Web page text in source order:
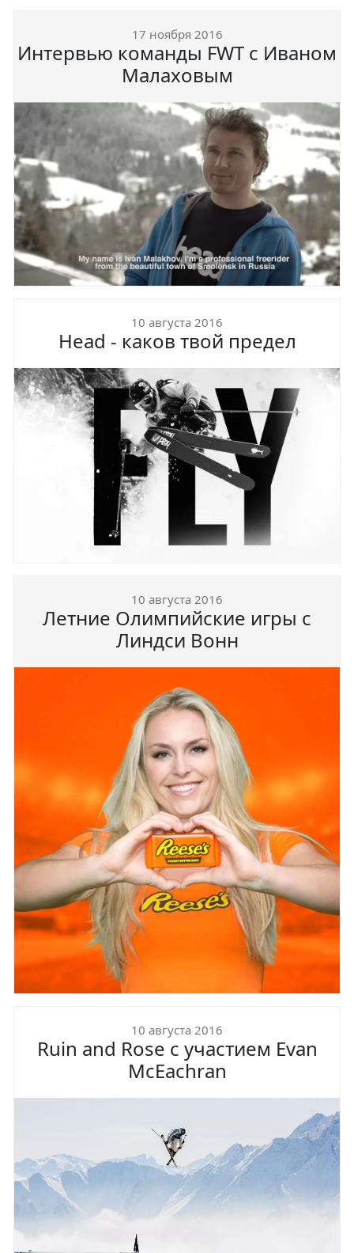
17 ноября 2016
Интервью команды FWT с Иваном
Малаховым
10 августа 2016
Head - каков твой предел
10 августа 2016
Летние Олимпийские игры с
Линдси Вонн
10 августа 2016
Ruin and Rose c участием Evan
McEachran